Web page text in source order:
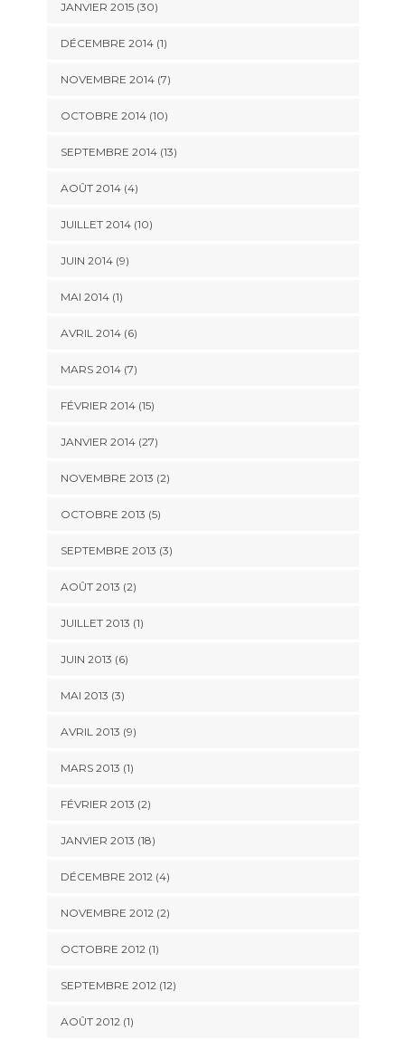
JANVIER 2015 (30)
DÉCEMBRE 2014 (1)
NOVEMBRE 2014 (7)
OCTOBRE 2014 (10)
SEPTEMBRE 2014 (13)
AOÛT 2014 (4)
JUILLET 2014 (10)
JUIN 2014 (9)
MAI 2014 (1)
AVRIL 2014 (6)
MARS 2014 (7)
FÉVRIER 2014 (15)
JANVIER 2014 (27)
NOVEMBRE 2013 (2)
OCTOBRE 2013 (5)
SEPTEMBRE 2013 (3)
AOÛT 2013 (2)
JUILLET 2013 (1)
JUIN 2013 (6)
MAI 2013 (3)
AVRIL 2013 (9)
MARS 2013 (1)
FÉVRIER 2013 (2)
JANVIER 2013 (18)
DÉCEMBRE 2012 (4)
NOVEMBRE 2012 (2)
OCTOBRE 2012 (1)
SEPTEMBRE 2012 (12)
AOÛT 2012 (1)